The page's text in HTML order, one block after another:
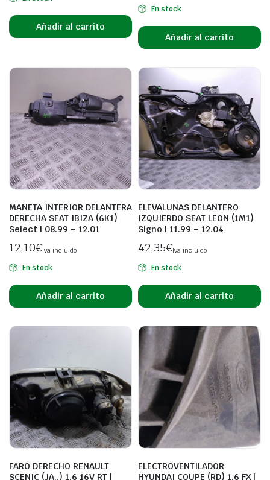
Añadir al carrito
En stock
Añadir al carrito
MANETA INTERIOR DELANTERA
DERECHA SEAT IBIZA (6K1)
Select | 08.99 – 12.01
12,10€Iva incluido
En stock
Añadir al carrito
ELEVALUNAS DELANTERO
IZQUIERDO SEAT LEON (1M1)
Signo | 11.99 – 12.04
42,35€Iva incluido
En stock
Añadir al carrito
FARO DERECHO RENAULT
SCENIC (JA..) 1.6 16V RT |
ELECTROVENTILADOR
HYUNDAI COUPE (RD) 1.6 FX |